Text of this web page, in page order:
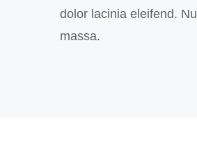
dolor lacinia eleifend.
massa.